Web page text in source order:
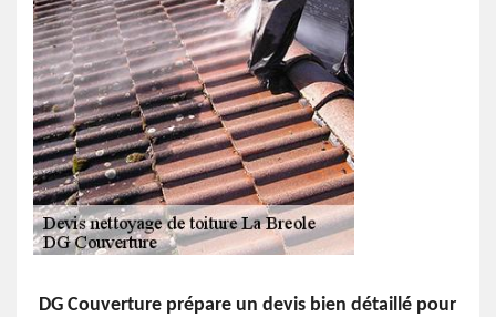
DG Couverture prépare un devis bien détaillé pour